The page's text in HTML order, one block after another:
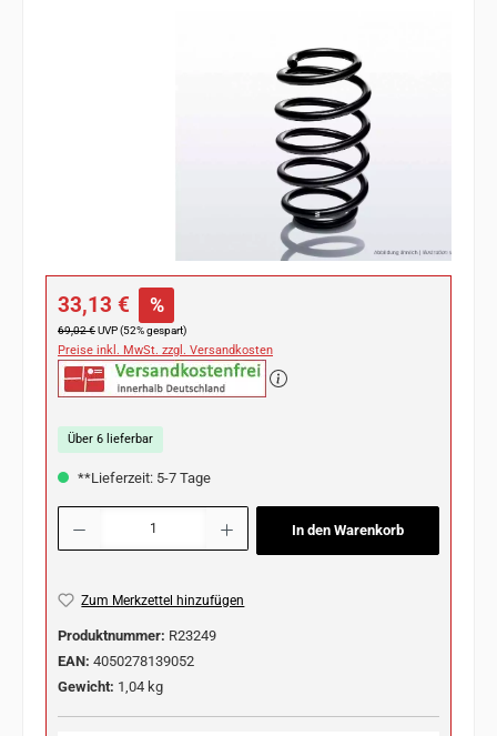
Verkaufspreis:
33,13 € %
Regulärer Preis:
69,02 €UVP (52% gespart)
Preise inkl. MwSt. zzgl. Versandkosten
Über 6 lieferbar
**Lieferzeit: 5-7 Tage
Produkt Anzahl: Gib den gewünschten Wert ein oder benutze die Schaltflächen
In den Warenkorb
Zum Merkzettel hinzufügen
Produktnummer: R23249
EAN: 4050278139052
Gewicht: 1,04 kg